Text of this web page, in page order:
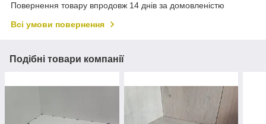
Повернення товару впродовж 14 днів за домовленістю
Всі умови повернення
Подібні товари компанії